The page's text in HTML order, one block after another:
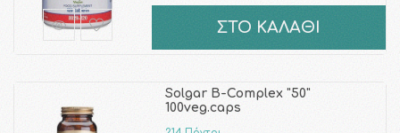
ΣΤΟ ΚΑΛΑΘΙ
Solgar B-Complex "50"
100veg.caps